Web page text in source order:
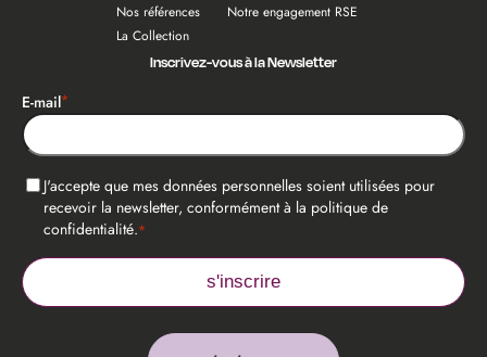
Nos références
La Collection
Notre engagement RSE
Inscrivez-vous à la Newsletter
E-mail*
RGPD*
J'accepte que mes données personnelles soient utilisées pour
recevoir la newsletter, conformément à la politique de
confidentialité.*